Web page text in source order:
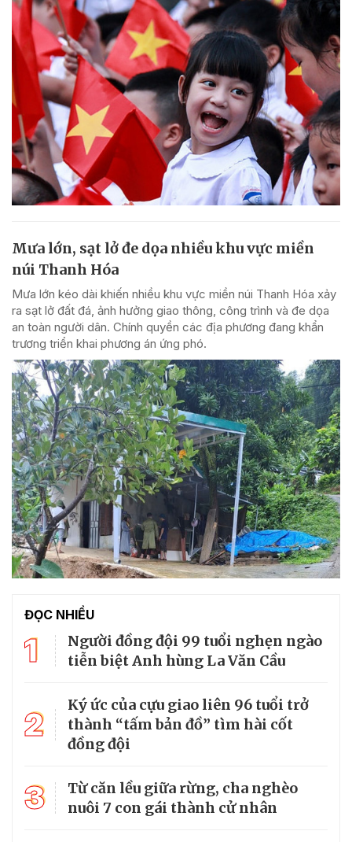
Mưa lớn, sạt lở đe dọa nhiều khu vực miền
núi Thanh Hóa
Mưa lớn kéo dài khiến nhiều khu vực miền núi Thanh Hóa xảy
ra sạt lở đất đá, ảnh hưởng giao thông, công trình và đe dọa
an toàn người dân. Chính quyền các địa phương đang khẩn
trương triển khai phương án ứng phó.
ĐỌC NHIỀU
1
Người đồng đội 99 tuổi nghẹn ngào
tiễn biệt Anh hùng La Văn Cầu
2
Ký ức của cựu giao liên 96 tuổi trở
thành “tấm bản đồ” tìm hài cốt
đồng đội
3
Từ căn lều giữa rừng, cha nghèo
nuôi 7 con gái thành cử nhân